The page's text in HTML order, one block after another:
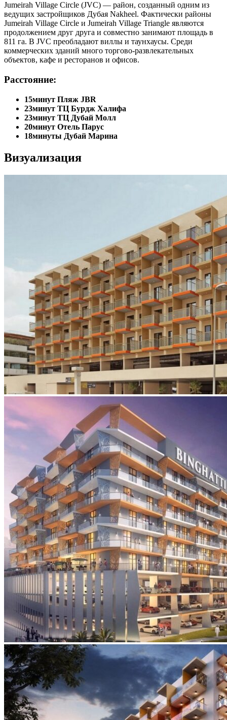
Jumeirah Village Circle (JVC) — район, созданный одним из
ведущих застройщиков Дубая Nakheel. Фактически районы
Jumeirah Village Circle и Jumeirah Village Triangle являются
продолжением друг друга и совместно занимают площадь в
811 га. В JVC преобладают виллы и таунхаусы. Среди
коммерческих зданий много торгово-развлекательных
объектов, кафе и ресторанов и офисов.
Расстояние:
15минут Пляж JBR
23минут ТЦ Бурдж Халифа
23минут ТЦ Дубай Молл
20минут Отель Парус
18минуты Дубай Марина
Визуализация